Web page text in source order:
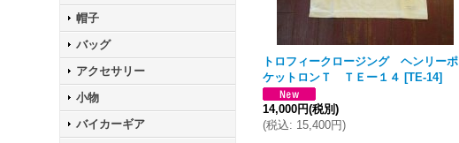
帽子
バッグ
アクセサリー
小物
バイカーギア
トロフィークロージング ヘンリーポ
ケットロンＴ ＴＥー１４ [TE-14]
14,000円(税別)
(税込: 15,400円)